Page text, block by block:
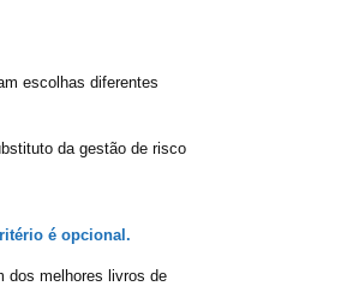
escolhas diferentes
da gestão de risco
é opcional.
dos melhores livros de